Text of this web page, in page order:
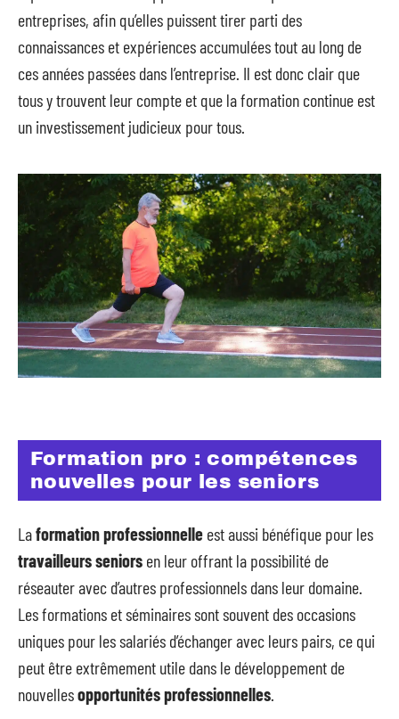
entreprises, afin qu’elles puissent tirer parti des
connaissances et expériences accumulées tout au long de
ces années passées dans l’entreprise. Il est donc clair que
tous y trouvent leur compte et que la formation continue est
un investissement judicieux pour tous.
Formation pro : compétences
nouvelles pour les seniors
Laformation professionnelle est aussi bénéfique pour les
travailleurs seniors en leur offrant la possibilité de
réseauter avec d’autres professionnels dans leur domaine.
Les formations et séminaires sont souvent des occasions
uniques pour les salariés d’échanger avec leurs pairs, ce qui
peut être extrêmement utile dans le développement de
nouvellesopportunités professionnelles.